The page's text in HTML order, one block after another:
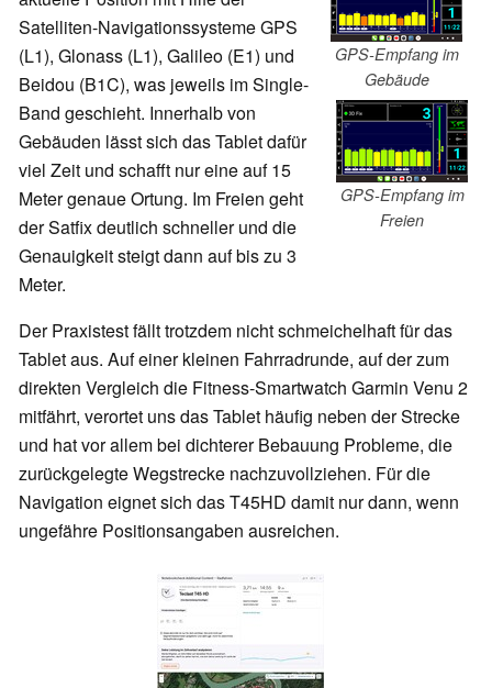
GPS-Empfang im
Gebäude
GPS-Empfang im
Freien
Satelliten-Navigationssysteme GPS
(L1), Glonass (L1), Galileo (E1) und
Beidou (B1C), was jeweils im Single-
Band geschieht. Innerhalb von
Gebäuden lässt sich das Tablet dafür
viel Zeit und schafft nur eine auf 15
Meter genaue Ortung. Im Freien geht
der Satfix deutlich schneller und die
Genauigkeit steigt dann auf bis zu 3
Meter.
Der Praxistest fällt trotzdem nicht schmeichelhaft für das
Tablet aus. Auf einer kleinen Fahrradrunde, auf der zum
direkten Vergleich die Fitness-Smartwatch Garmin Venu 2
mitfährt, verortet uns das Tablet häufig neben der Strecke
und hat vor allem bei dichterer Bebauung Probleme, die
zurückgelegte Wegstrecke nachzuvollziehen. Für die
Navigation eignet sich das T45HD damit nur dann, wenn
ungefähre Positionsangaben ausreichen.